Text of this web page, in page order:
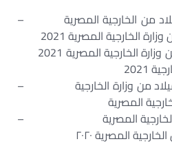
من الخارجية المصرية –
الخارجية المصرية 2021
من وزارة الخارجية –
المصرية
من الخارجية المصرية –
المصرية ٢٠٢٠